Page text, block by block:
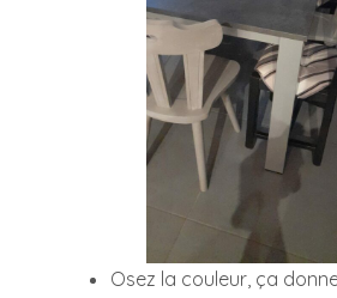
Osez la couleur, ça